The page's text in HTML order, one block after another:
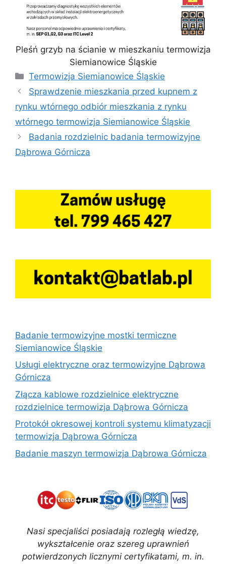
Pleśń grzyb na ścianie w mieszkaniu termowizja
Siemianowice Śląskie
Kategorie
Termowizja Siemianowice Śląskie
Sprawdzenie mieszkania przed kupnem z
rynku wtórnego odbiór mieszkania z rynku
wtórnego termowizja Siemianowice Śląskie
Badania rozdzielnic badania termowizyjne
Dąbrowa Górnicza
Badanie termowizyjne mostki termiczne
Siemianowice Śląskie
Usługi elektryczne oraz termowizyjne Dąbrowa
Górnicza
Złącza kablowe rozdzielnice elektryczne
rozdzielnice termowizja Dąbrowa Górnicza
Protokół okresowej kontroli systemu klimatyzacji
termowizja Dąbrowa Górnicza
Badanie maszyn termowizja Dąbrowa Górnicza
Nasi specjaliści posiadają rozległą wiedzę,
wykształcenie oraz szereg uprawnień
potwierdzonych licznymi certyfikatami, m. in.